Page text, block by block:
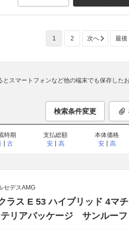
1 2 次へ 最後
スマートフォンなど他の端末でも保存した
検索条件変更
時期
古
支払総額
安
高
本体価格
安
高
セデスAMG
ラス E 53 ハイブリッド 4マ
テリアパッケージ サンルーフ